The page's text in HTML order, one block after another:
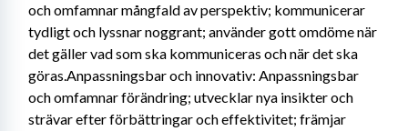
och omfamnar mångfald av perspektiv; kommunicerar
tydligt och lyssnar noggrant; använder gott omdöme när
det gäller vad som ska kommuniceras och när det ska
göras.Anpassningsbar och innovativ: Anpassningsbar
och omfamnar förändring; utvecklar nya insikter och
strävar efter förbättringar och effektivitet; främjar